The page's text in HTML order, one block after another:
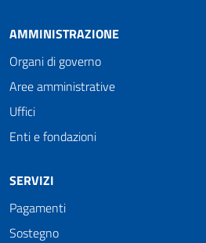
AMMINISTRAZIONE
Organi di governo
Aree amministrative
Uffici
Enti e fondazioni
SERVIZI
Pagamenti
Sostegno